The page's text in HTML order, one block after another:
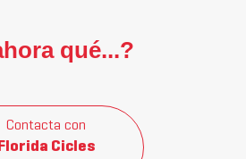
qué...?
Contacta con
Florida Cicles